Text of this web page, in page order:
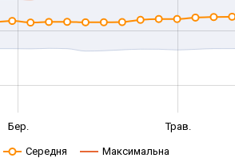
Бер. Трав.
Середня Максимальна